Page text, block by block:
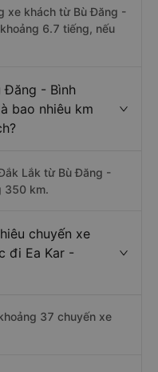
xe khách từ Bù Đăng -
6.7 tiếng, nếu
Đăng - Bình
bao nhiêu km
Lắk từ Bù Đăng -
350 km.
chuyến xe
đi Ea Kar -
37 chuyến xe